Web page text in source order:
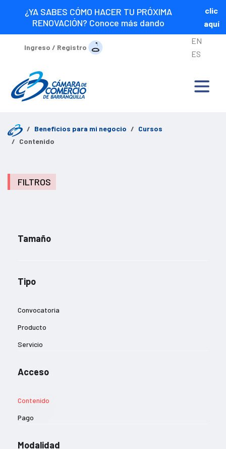
¿YA SABES CÓMO HACER TU PRÓXIMA
RENOVACIÓN? Conoce más dando
clic
aquí
Ingreso / Registro
EN
ES
Beneficios para mi negocio
Cursos
Contenido
FILTROS
Tamaño
Tipo
Convocatoria
Producto
Servicio
Acceso
Contenido
Pago
Modalidad